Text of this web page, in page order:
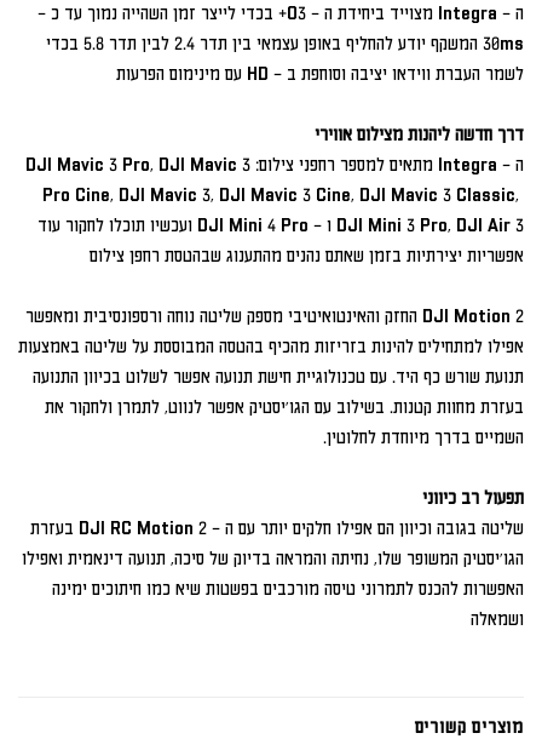
דרך חדשה ליהנות מצילום אווירי
ה – Integra מתאים למספר רחפני צילום:DJI Mavic 3 Pro, DJI Mavic 3
Pro Cine, DJI Mavic 3, DJI Mavic 3 Cine, DJI Mavic 3 Classic,
תפעול רב כיווני
ושמאלה
מוצרים קשורים